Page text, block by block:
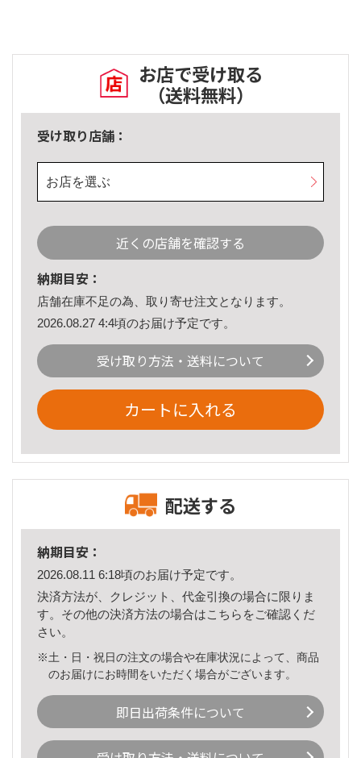
お店で受け取る
（送料無料）
受け取り店舗：
お店を選ぶ
近くの店舗を確認する
納期目安：
店舗在庫不足の為、取り寄せ注文となります。
2026.08.27 4:4頃のお届け予定です。
受け取り方法・送料について
カートに入れる
配送する
納期目安：
2026.08.11 6:18頃のお届け予定です。
決済方法が、クレジット、代金引換の場合に限りま
す。その他の決済方法の場合はこちら をご確認くだ
さい。
※土・日・祝日の注文の場合や在庫状況によって、商品
のお届けにお時間をいただく場合がございます。
即日出荷条件について